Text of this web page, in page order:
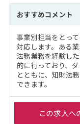
おすすめコメント
事業別担当をとっ
対応します。ある
法務業務を経験し
的に行っており、
とともに、知財法
できます。
この求人へ